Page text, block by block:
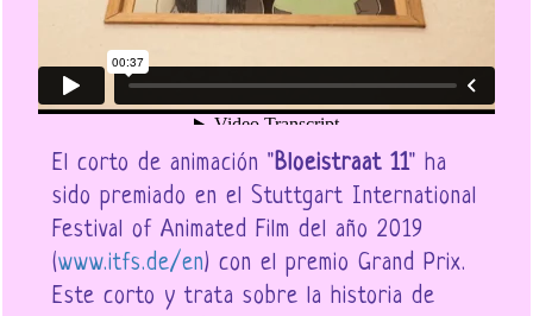
El corto de animación "Bloeistraat 11" ha
sido premiado en el Stuttgart International
Festival of Animated Film del año 2019
(www.itfs.de/en) con el premio Grand Prix.
Este corto y trata sobre la historia de